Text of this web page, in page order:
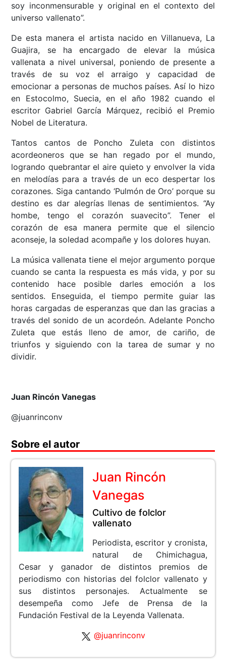
soy inconmensurable y original en el contexto del
universo vallenato”.
De esta manera el artista nacido en Villanueva, La
Guajira, se ha encargado de elevar la música
vallenata a nivel universal, poniendo de presente a
través de su voz el arraigo y capacidad de
emocionar a personas de muchos países. Así lo hizo
en Estocolmo, Suecia, en el año 1982 cuando el
escritor Gabriel García Márquez, recibió el Premio
Nobel de Literatura.
Tantos cantos de Poncho Zuleta con distintos
acordeoneros que se han regado por el mundo,
logrando quebrantar el aire quieto y envolver la vida
en melodías para a través de un eco despertar los
corazones. Siga cantando ‘Pulmón de Oro’ porque su
destino es dar alegrías llenas de sentimientos. “Ay
hombe, tengo el corazón suavecito”. Tener el
corazón de esa manera permite que el silencio
aconseje, la soledad acompañe y los dolores huyan.
La música vallenata tiene el mejor argumento porque
cuando se canta la respuesta es más vida, y por su
contenido hace posible darles emoción a los
sentidos. Enseguida, el tiempo permite guiar las
horas cargadas de esperanzas que dan las gracias a
través del sonido de un acordeón. Adelante Poncho
Zuleta que estás lleno de amor, de cariño, de
triunfos y siguiendo con la tarea de sumar y no
dividir.
Juan Rincón Vanegas
@juanrinconv
Sobre el autor
Juan Rincón
Vanegas
Cultivo de folclor
vallenato
Periodista, escritor y cronista,
natural de Chimichagua,
Cesar y ganador de distintos premios de
periodismo con historias del folclor vallenato y
sus distintos personajes. Actualmente se
desempeña como Jefe de Prensa de la
Fundación Festival de la Leyenda Vallenata.
@juanrinconv